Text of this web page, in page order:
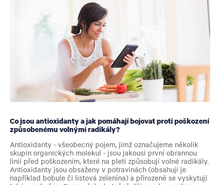
Co jsou antioxidanty a jak pomáhají bojovat proti poškození
způsobenému volnými radikály?
Antioxidanty - všeobecný pojem, jímž označujeme několik
skupin organických molekul - jsou jakousi první obrannou
linií před poškozením, které na pleti způsobují volné radikály.
Antioxidanty jsou obsaženy v potravinách (obsahují je
například bobule či listová zelenina) a přirozeně se vyskytují